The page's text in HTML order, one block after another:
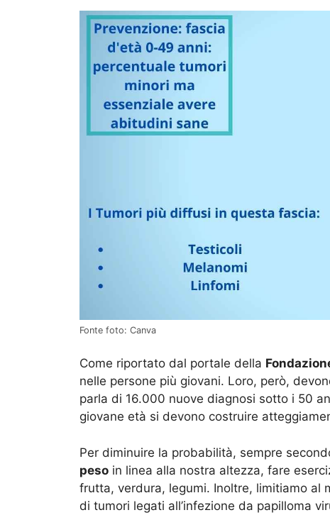
Fonte foto: Canva
Come riportato dal portale della
nelle persone più giovani. Loro, però,
parla di 16.000 nuove diagnosi sotto i 50
giovane età si devono costruire
Per diminuire la probabilità, sempre
peso in linea alla nostra altezza, fare
frutta, verdura, legumi. Inoltre, limitiamo al
di tumori legati all’infezione da papilloma